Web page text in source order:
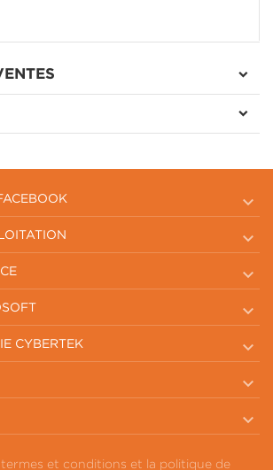




CYBERTEK 


et conditions et la politique de